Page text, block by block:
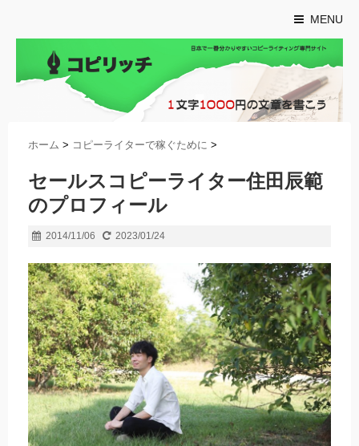
MENU
ホーム > コピーライターで稼ぐために >
セールスコピーライター住田辰範
のプロフィール
2014/11/06 2023/01/24